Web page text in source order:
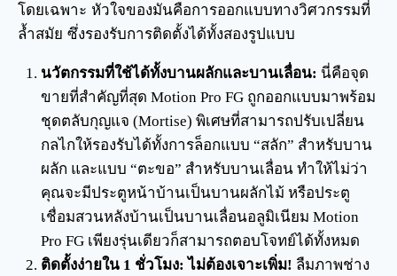
โดยเฉพาะ หัวใจของมันคือการออกแบบทางวิศวกรรมที่
ล้ำสมัย ซึ่งรองรับการติดตั้งได้ทั้งสองรูปแบบ
นวัตกรรมที่ใช้ได้ทั้งบานผลักและบานเลื่อน: นี่คือจุด
ขายที่สำคัญที่สุด Motion Pro FG ถูกออกแบบมาพร้อม
ชุดตลับกุญแจ (Mortise) พิเศษที่สามารถปรับเปลี่ยน
กลไกให้รองรับได้ทั้งการล็อกแบบ “สลัก” สำหรับบาน
ผลัก และแบบ “ตะขอ” สำหรับบานเลื่อน ทำให้ไม่ว่า
คุณจะมีประตูหน้าบ้านเป็นบานผลักไม้ หรือประตู
เชื่อมสวนหลังบ้านเป็นบานเลื่อนอลูมิเนียม Motion
Pro FG เพียงรุ่นเดียวก็สามารถตอบโจทย์ได้ทั้งหมด
ติดตั้งง่ายใน 1 ชั่วโมง: ไม่ต้องเจาะเพิ่ม! ลืมภาพช่าง